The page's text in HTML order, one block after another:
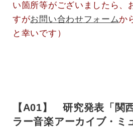
い箇所等がございましたら、
すがお問い合わせフォームか
と幸いです）
【A01】 研究発表「関
ラー音楽アーカイブ・ミ